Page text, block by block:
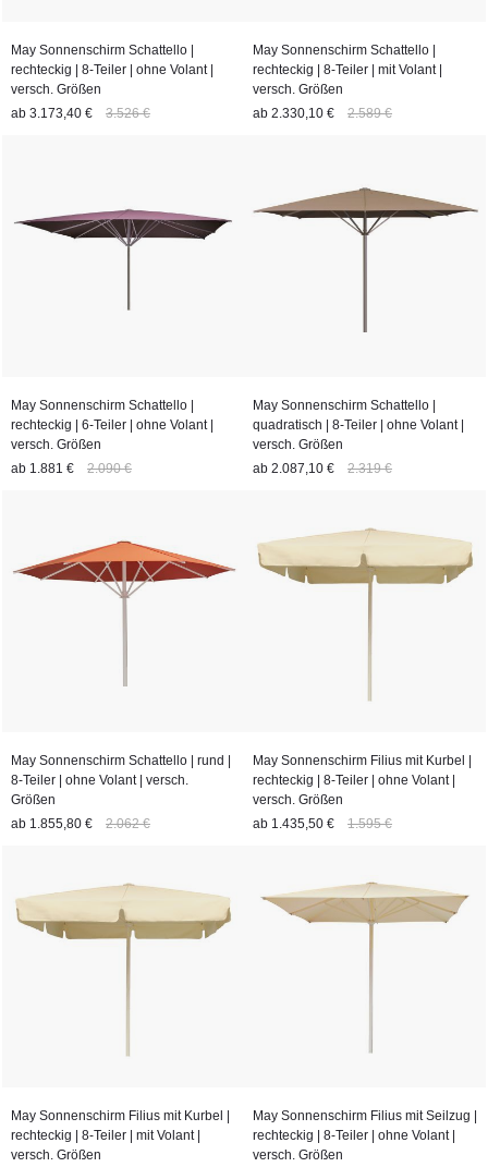
May Sonnenschirm Schattello |
rechteckig | 8-Teiler | ohne Volant |
versch. Größen
ab 3.173,40 € 3.526 €
May Sonnenschirm Schattello |
rechteckig | 8-Teiler | mit Volant |
versch. Größen
ab 2.330,10 € 2.589 €
May Sonnenschirm Schattello |
rechteckig | 6-Teiler | ohne Volant |
versch. Größen
ab 1.881 € 2.090 €
May Sonnenschirm Schattello |
quadratisch | 8-Teiler | ohne Volant |
versch. Größen
ab 2.087,10 € 2.319 €
May Sonnenschirm Schattello | rund |
8-Teiler | ohne Volant | versch.
Größen
ab 1.855,80 € 2.062 €
May Sonnenschirm Filius mit Kurbel |
rechteckig | 8-Teiler | ohne Volant |
versch. Größen
ab 1.435,50 € 1.595 €
May Sonnenschirm Filius mit Kurbel |
rechteckig | 8-Teiler | mit Volant |
versch. Größen
May Sonnenschirm Filius mit Seilzug |
rechteckig | 8-Teiler | ohne Volant |
versch. Größen